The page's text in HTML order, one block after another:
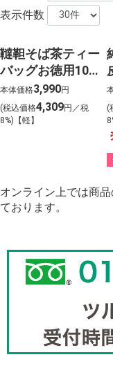
表示件数
韃靼そば茶ティー
バッグお徳用10
袋
本体価格3,990円
(税込価格4,309円／税
8%)【軽】
(
オンライン上では商
ております。